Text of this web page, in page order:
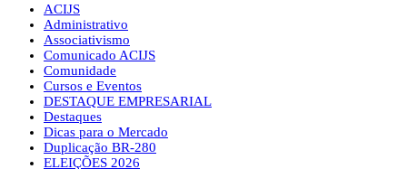
ACIJS
Administrativo
Associativismo
Comunicado ACIJS
Comunidade
Cursos e Eventos
DESTAQUE EMPRESARIAL
Destaques
Dicas para o Mercado
Duplicação BR-280
ELEIÇÕES 2026